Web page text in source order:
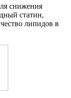
снижения
статин,
липидов в